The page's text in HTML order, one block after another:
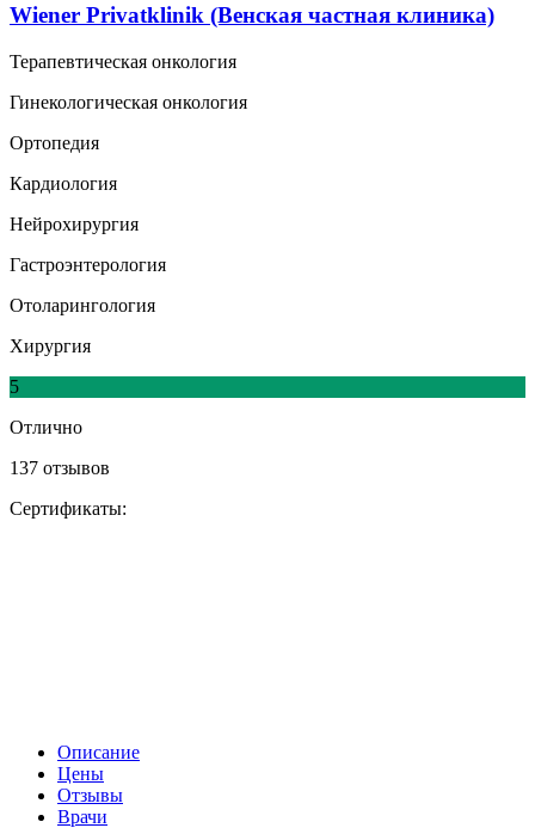
Wiener Privatklinik (Венская частная клиника)
Терапевтическая онкология
Гинекологическая онкология
Ортопедия
Кардиология
Нейрохирургия
Гастроэнтерология
Отоларингология
Хирургия
5
Отлично
137 отзывов
Сертификаты:
Описание
Цены
Отзывы
Врачи